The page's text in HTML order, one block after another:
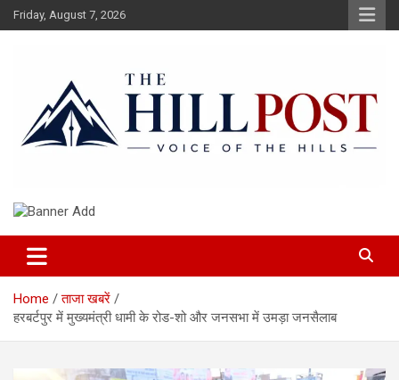
Skip
to
Friday, August 7, 2026
The Hillpost
Home
ताजा खबरें
हरबर्टपुर में मुख्यमंत्री धामी के रोड-शो और जनसभा में उमड़ा जनसैलाब